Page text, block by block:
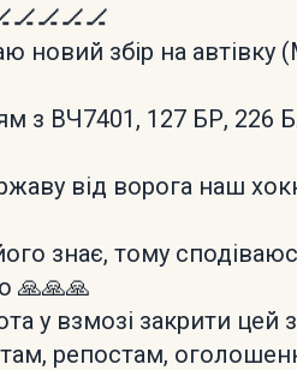
новий збір на автівку
з ВЧ7401, 127 БР, 226
від ворога наш
знає, тому
🙏🙏🙏
у взмозі закрити цей
репостам,